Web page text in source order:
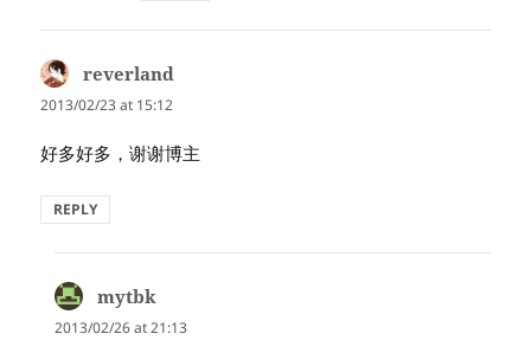
reverland
2013/02/23 at 15:12
好多好多，谢谢博主
REPLY
mytbk
2013/02/26 at 21:13